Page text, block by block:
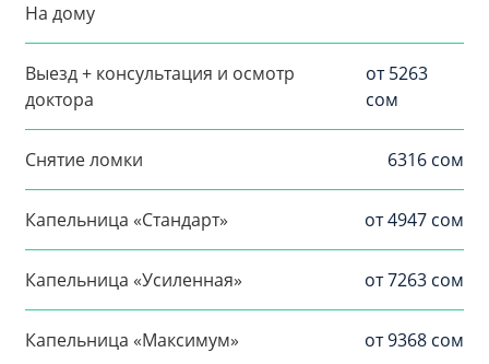
На дому
Выезд + консультация и осмотр
доктора
от 5263
сом
Снятие ломки 6316 сом
Капельница «Стандарт» от 4947 сом
Капельница «Усиленная» от 7263 сом
Капельница «Максимум» от 9368 сом